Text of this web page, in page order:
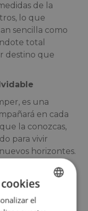
de la
lo que
sencilla como
total
destino que
es una
en cada
la conozcas,
para vivir
horizontes.
supone
SPANISH
el